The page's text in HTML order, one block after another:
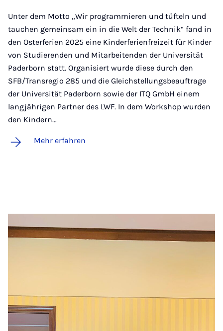
Unter dem Motto „Wir programmieren und tüfteln und
tauchen gemeinsam ein in die Welt der Technik“ fand in
den Osterferien 2025 eine Kinderferienfreizeit für Kinder
von Studierenden und Mitarbeitenden der Universität
Paderborn statt. Organisiert wurde diese durch den
SFB/Transregio 285 und die Gleichstellungsbeauftrage
der Universität Paderborn sowie der ITQ GmbH einem
langjährigen Partner des LWF. In dem Workshop wurden
den Kindern…
Mehr erfahren